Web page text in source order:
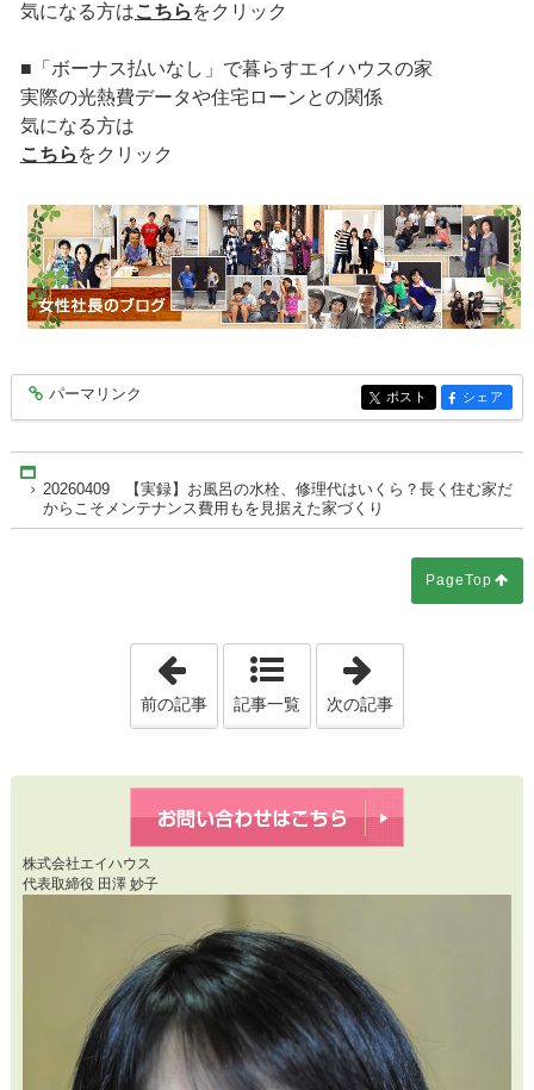
気になる方はこちら をクリック
■「ボーナス払いなし」で暮らすエイハウスの家
実際の光熱費データや住宅ローンとの関係
気になる方は
こちら をクリック
entry10429
パーマリンク entry10429
ポスト entry10429
シェア
20260409 【実録】お風呂の水栓、修理代はいくら？長く住む家だ
からこそメンテナンス費用もを見据えた家づくり
PageTop
「20260408 【知らないと危険】住宅
前の記事 記事一覧 次の記事
株式会社エイハウス
代表取締役 田澤 妙子